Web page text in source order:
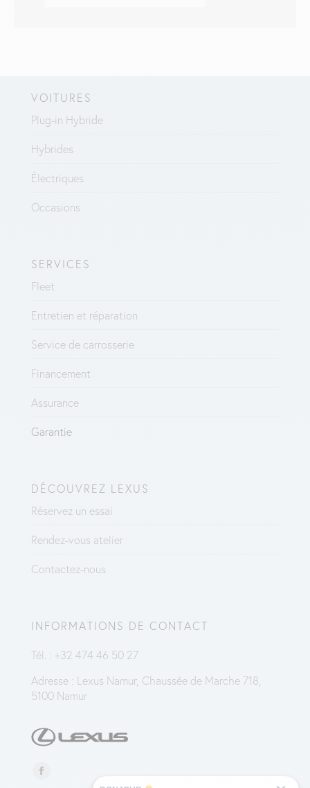
VOITURES
Plug-in Hybride
Hybrides
Électriques
Occasions
SERVICES
Fleet
Entretien et réparation
Service de carrosserie
Financement
Assurance
Garantie
DÉCOUVREZ LEXUS
Réservez un essai
Rendez-vous atelier
Contactez-nous
INFORMATIONS DE CONTACT
Tél. : +32 474 46 50 27
Adresse : Lexus Namur, Chaussée de Marche 718,
5100 Namur
Trouvez nous sur :
La